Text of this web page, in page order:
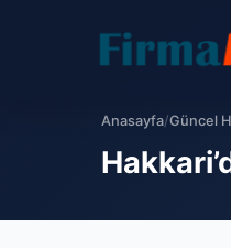
Anasayfa/Güncel